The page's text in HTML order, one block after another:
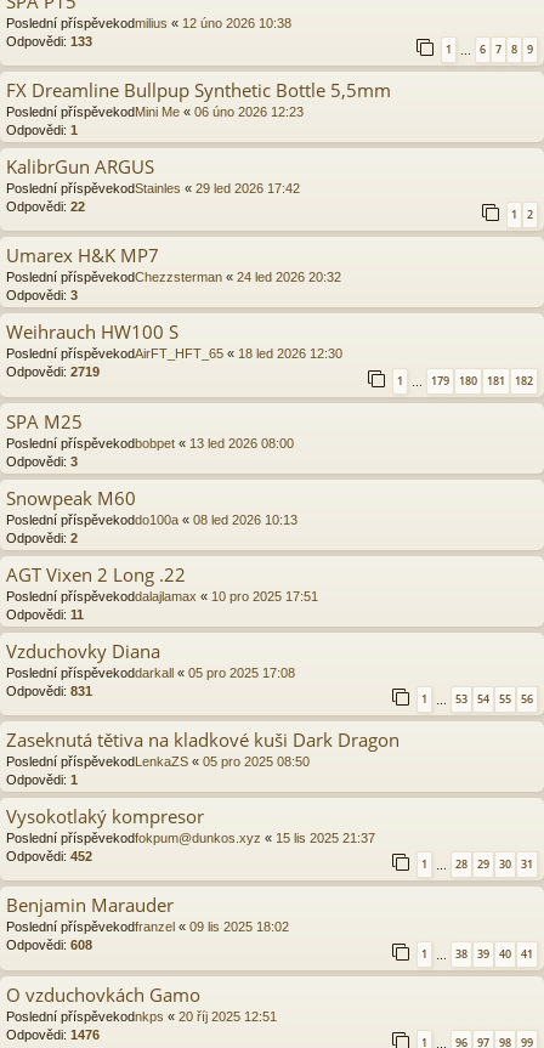
Poslední příspěvekodmilius « 12 úno 2026 10:38
Odpovědi: 133
1 … 6 7 8 9
FX Dreamline Bullpup Synthetic Bottle 5,5mm
Poslední příspěvekodMini Me « 06 úno 2026 12:23
Odpovědi: 1
KalibrGun ARGUS
Poslední příspěvekodStainles « 29 led 2026 17:42
Odpovědi: 22
1 2
Umarex H&K MP7
Poslední příspěvekodChezzsterman « 24 led 2026 20:32
Odpovědi: 3
Weihrauch HW100 S
Poslední příspěvekodAirFT_HFT_65 « 18 led 2026 12:30
Odpovědi: 2719
1 179 180 181 182
SPA M25
Poslední příspěvekodbobpet « 13 led 2026 08:00
Odpovědi: 3
Snowpeak M60
Poslední příspěvekoddo100a « 08 led 2026 10:13
Odpovědi: 2
AGT Vixen 2 Long .22
Poslední příspěvekoddalajlamax « 10 pro 2025 17:51
Odpovědi: 11
Vzduchovky Diana
Poslední příspěvekoddarkall « 05 pro 2025 17:08
Odpovědi: 831
1 … 53 54 55 56
Zaseknutá tětiva na kladkové kuši Dark Dragon
Poslední příspěvekodLenkaZS « 05 pro 2025 08:50
Odpovědi: 1
Vysokotlaký kompresor
Poslední příspěvekodfokpum@dunkos.xyz « 15 lis 2025 21:37
Odpovědi: 452
1 … 28 29 30 31
Benjamin Marauder
Poslední příspěvekodfranzel « 09 lis 2025 18:02
Odpovědi: 608
1 38 39 40 41
O vzduchovkách Gamo
Poslední příspěvekodnkps « 20 říj 2025 12:51
Odpovědi: 1476
1 96 97 98 99